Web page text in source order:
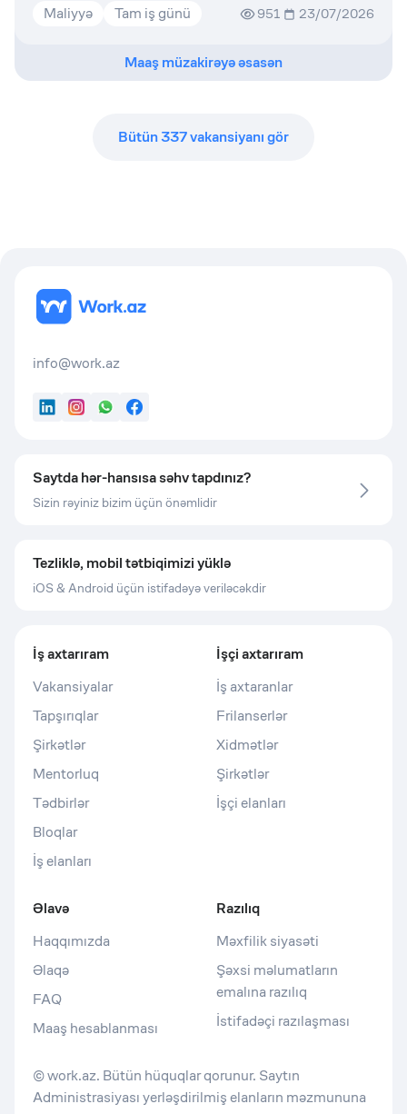
Maliyyə Tam iş günü 951 23/07/2026
Maaş müzakirəyə əsasən
Bütün337vakansiyanı gör
info@work.az
LinkedInInstagram
WhatsApp
Facebook
Saytda hər-hansısa səhv tapdınız?
Sizin rəyiniz bizim üçün önəmlidir
Tezliklə, mobil tətbiqimizi yüklə
iOS & Android üçün istifadəyə veriləcəkdir
İş axtarıram
Vakansiyalar
Tapşırıqlar
Şirkətlər
Mentorluq
Tədbirlər
Bloqlar
İş elanları
İşçi axtarıram
İş axtaranlar
Frilanserlər
Xidmətlər
Şirkətlər
İşçi elanları
Əlavə
Haqqımızda
Əlaqə
FAQ
Maaş hesablanması
Razılıq
Məxfilik siyasəti
Şəxsi məlumatların
emalına razılıq
İstifadəçi razılaşması
© work.az. Bütün hüquqlar qorunur. Saytın
Administrasiyası yerləşdirilmiş elanların məzmununa